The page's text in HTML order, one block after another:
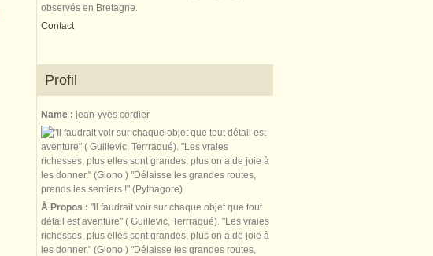
observés en Bretagne.
Contact
Profil
Name : jean-yves cordier
À Propos : "Il faudrait voir sur chaque objet que tout
détail est aventure" ( Guillevic, Terrraqué). "Les vraies
richesses, plus elles sont grandes, plus on a de joie à
les donner." (Giono ) "Délaisse les grandes routes,